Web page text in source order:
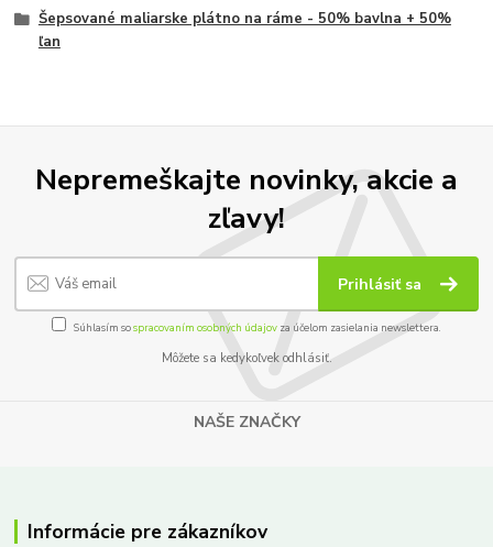
Šepsované maliarske plátno na ráme - 50% bavlna + 50%
ľan
Nepremeškajte novinky, akcie a
zľavy!
Prihlásiť sa
Súhlasím sospracovaním osobných údajov za účelom zasielania newslettera.
Môžete sa kedykoľvek odhlásiť.
NAŠE ZNAČKY
Informácie pre zákazníkov